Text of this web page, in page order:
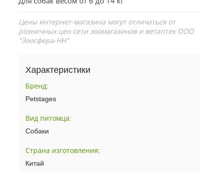
Цены интернет-магазина могут отличаться от
розничных цен сети зоомагазинов и ветаптек ООО
"Зоосфера-НН"
Характеристики
Бренд:
Petstages
Вид питомца:
Собаки
Страна изготовления:
Китай